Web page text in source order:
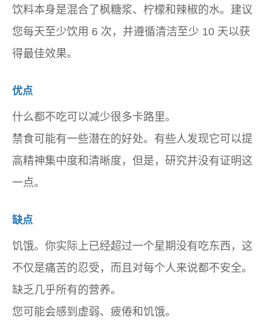
饮料本身是混合了枫糖浆、柠檬和辣椒的水。建议
您每天至少饮用 6 次，并遵循清洁至少 10 天以获
得最佳效果。
优点
什么都不吃可以减少很多卡路里。
禁食可能有一些潜在的好处。有些人发现它可以提
高精神集中度和清晰度，但是，研究并没有证明这
一点。
缺点
饥饿。你实际上已经超过一个星期没有吃东西，这
不仅是痛苦的忍受，而且对每个人来说都不安全。
缺乏几乎所有的营养。
您可能会感到虚弱、疲倦和饥饿。